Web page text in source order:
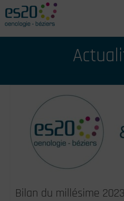
Bilan du millésime 2023